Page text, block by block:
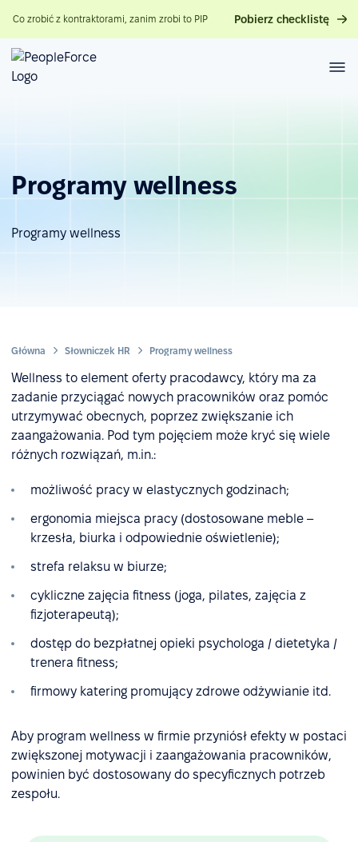
Co zrobić z kontraktorami, zanim zrobi to PIP Pobierz checklistę
Programy wellness
Programy wellness
Główna Słowniczek HR Programy wellness
Wellness to element oferty pracodawcy, który ma za
zadanie przyciągać nowych pracowników oraz pomóc
utrzymywać obecnych, poprzez zwiększanie ich
zaangażowania. Pod tym pojęciem może kryć się wiele
różnych rozwiązań, m.in.:
możliwość pracy w elastycznych godzinach;
ergonomia miejsca pracy (dostosowane meble –
krzesła, biurka i odpowiednie oświetlenie);
strefa relaksu w biurze;
cykliczne zajęcia fitness (joga, pilates, zajęcia z
fizjoterapeutą);
dostęp do bezpłatnej opieki psychologa / dietetyka /
trenera fitness;
firmowy katering promujący zdrowe odżywianie itd.
Aby program wellness w firmie przyniósł efekty w postaci
zwiększonej motywacji i zaangażowania pracowników,
powinien być dostosowany do specyficznych potrzeb
zespołu.